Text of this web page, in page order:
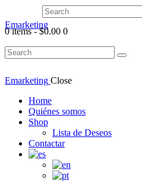
Emarketing
0 items-$0.00 0
Emarketing Close
Home
Quiénes somos
Shop
Lista de Deseos
Contactar